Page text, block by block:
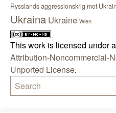
Rysslands aggressionskrig mot
Ukraina Ukraine Wien
This work is licensed under a
Attribution-Noncommercial-
Unported License.